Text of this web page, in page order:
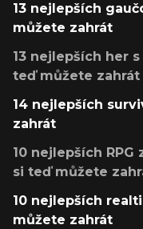
13 nejlepších
můžete zahrát
13 nejlepších her
teď můžete zahrát
14 nejlepších
zahrát
10 nejlepších
si teď můžete
10 nejlepších
můžete zahrát